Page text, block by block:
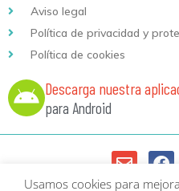
Aviso legal
Política de privacidad y
Política de cookies
Descarga nuestra
para Android
Usamos cookies para